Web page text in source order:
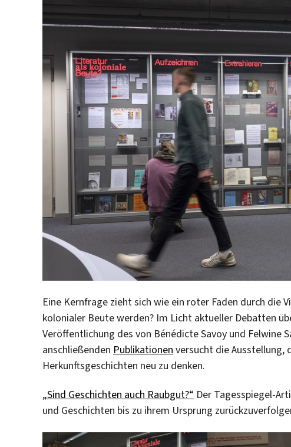
Eine Kernfrage zieht sich wie ein roter Faden durch die
kolonialer Beute werden? Im Licht aktueller Debatten
Veröffentlichung des von Bénédicte Savoy und Felwine
anschließenden Publikationen versucht die Ausstellung,
Herkunftsgeschichten neu zu denken.
„Sind Geschichten auch Raubgut?“ Der Tagesspiegel-
und Geschichten bis zu ihrem Ursprung